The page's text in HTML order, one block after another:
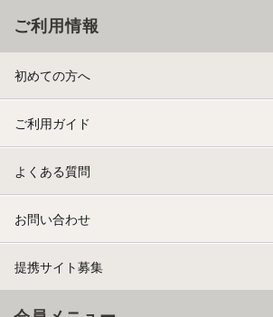
ご利用情報
初めての方へ
ご利用ガイド
よくある質問
お問い合わせ
提携サイト募集